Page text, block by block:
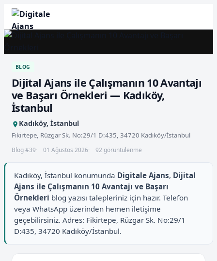
BLOG
Dijital Ajans ile Çalışmanın 10 Avantajı
ve Başarı Örnekleri — Kadıköy,
İstanbul
Kadıköy, İstanbul
Fikirtepe, Rüzgar Sk. No:29/1 D:435, 34720 Kadıköy/İstanbul
Blog #39 01 Ağustos 2026 92 görüntülenme
Kadıköy, İstanbul konumunda Digitale Ajans, Dijital
Ajans ile Çalışmanın 10 Avantajı ve Başarı
Örnekleri blog yazısı talepleriniz için hazır. Telefon
veya WhatsApp üzerinden hemen iletişime
geçebilirsiniz. Adres: Fikirtepe, Rüzgar Sk. No:29/1
D:435, 34720 Kadıköy/İstanbul.